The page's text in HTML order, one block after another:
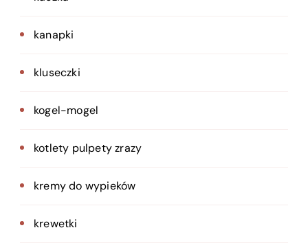
kanapki
kluseczki
kogel-mogel
kotlety pulpety zrazy
kremy do wypieków
krewetki